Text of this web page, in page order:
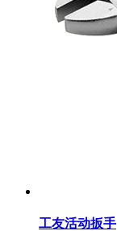
工友活动扳手